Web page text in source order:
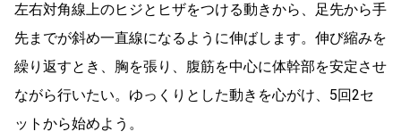
左右対角線上のヒジとヒザをつける動きから、足先から手
先までが斜め一直線になるように伸ばします。伸び縮みを
繰り返すとき、胸を張り、腹筋を中心に体幹部を安定させ
ながら行いたい。ゆっくりとした動きを心がけ、5回2セ
ットから始めよう。